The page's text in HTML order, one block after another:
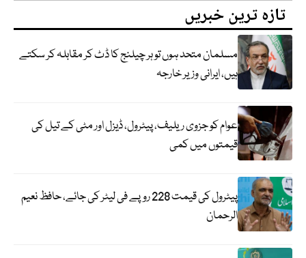
تازہ ترین خبریں
مسلمان متحد ہوں تو ہر چیلنج کا ڈٹ کر مقابلہ کر سکتے
ہیں، ایرانی وزیر خارجہ
عوام کو جزوی ریلیف، پیٹرول، ڈیزل اور مٹی کے تیل کی
قیمتوں میں کمی
پیٹرول کی قیمت 228 روپے فی لیٹر کی جائے، حافظ نعیم
الرحمان